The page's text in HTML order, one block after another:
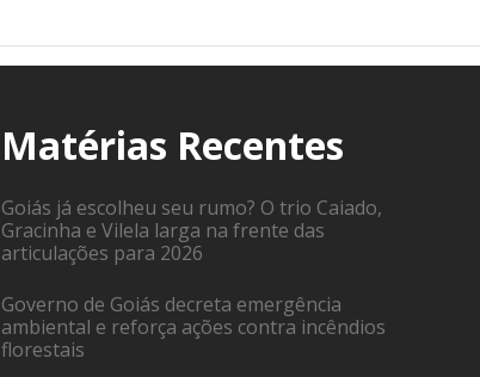
Matérias Recentes
Goiás já escolheu seu rumo? O trio Caiado,
Gracinha e Vilela larga na frente das
articulações para 2026
Governo de Goiás decreta emergência
ambiental e reforça ações contra incêndios
florestais